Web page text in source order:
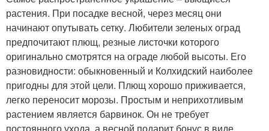
растения. При посадке весной, через месяц они
начинают опутывать сетку. Любители зеленых оград
предпочитают плющ, резные листочки которого
оригинально смотрятся на ограде любой высоты. Его
разновидности: обыкновенный и Колхидский наиболее
пригодны для этой цели. Плющ хорошо приживается,
легко переносит морозы. Простым и неприхотливым
растением является барвинок. Он не требует